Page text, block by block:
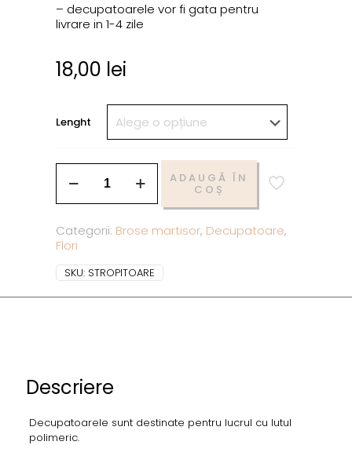
– decupatoarele vor fi gata pentru
livrare in 1-4 zile
18,00 lei
Lenght
ADAUGĂ ÎN
COȘ
Categorii: Brose martisor, Decupatoare,
Flori
SKU: STROPITOARE
Descriere
Decupatoarele sunt destinate pentru lucrul cu lutul
polimeric.